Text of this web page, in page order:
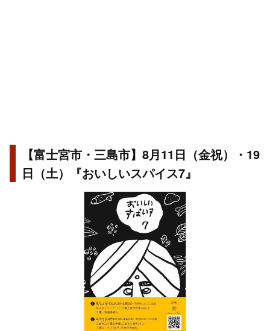
【富士宮市・三島市】8月11日（金祝）・19
日（土）『おいしいスパイス7』